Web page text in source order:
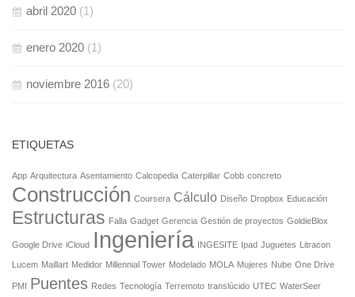
abril 2020 (1)
enero 2020 (1)
noviembre 2016 (20)
ETIQUETAS
App Arquitectura Asentamiento Calcopedia Caterpillar Cobb concreto
Construcción Coursera Cálculo Diseño Dropbox Educación
Estructuras Falla Gadget Gerencia Gestión de proyectos GoldieBlox
Google Drive iCloud Ingeniería INGESITE Ipad Juguetes Litracon
Lucem Maillart Medidor Millennial Tower Modelado MOLA Mujeres Nube One Drive
PMI Puentes Redes Tecnología Terremoto translúcido UTEC WaterSeer